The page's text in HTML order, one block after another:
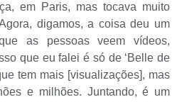
em Paris, mas tocava muito
digamos, a coisa deu um
as pessoas veem vídeos,
que eu falei é só de ‘Belle de
tem mais [visualizações], mas
e milhões. Juntando, é um